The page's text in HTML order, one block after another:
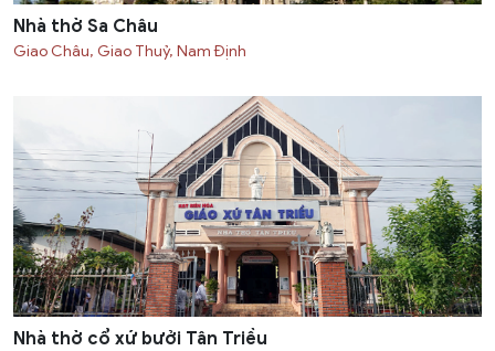
Nhà thờ Sa Châu
Giao Châu, Giao Thuỷ, Nam Định
Nhà thờ cổ xứ bưởi Tân Triều